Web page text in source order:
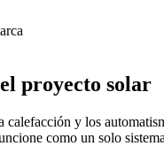
proyecto solar
calefacción y los
como un solo